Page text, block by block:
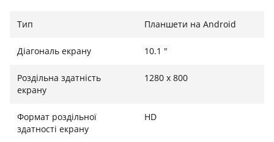
R500 забезпечує швидку й плавну роботу в будь-
багатозадачної офісної діяльності. Висока
продуктивність дозволяє зосередитися на
головному без затримок і зависань.
22 ГБ оперативної пам’яті та 128 ГБ сховища
Тип Планшети на Android
Діагональ екрану 10.1 "
Роздільна здатність
екрану
1280 x 800
Формат роздільної
здатності екрану
HD